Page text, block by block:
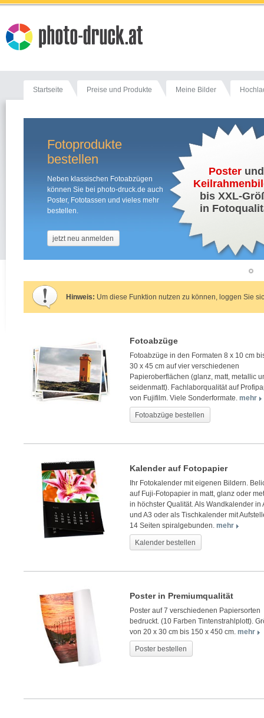
Startseite Preise und Produkte Meine Bilder
Poster und
bis XXL-
in
Fotoprodukte
bestellen
Neben klassischen Fotoabzügen
können Sie bei photo-druck.de auch
Poster, Fototassen und vieles mehr
bestellen.
jetzt neu anmelden
Hinweis: Um diese Funktion nutzen zu können, loggen Sie
Fotoabzüge
Fotoabzüge in den Formaten 8 x 10 cm
30 x 45 cm auf vier verschiedenen
Papieroberflächen (glanz, matt, metallic
seidenmatt). Fachlaborqualität auf
von Fujifilm. Viele Sonderformate. mehr
Fotoabzüge bestellen
Kalender auf Fotopapier
Ihr Fotokalender mit eigenen Bildern.
auf Fuji-Fotopapier in matt, glanz oder
in höchster Qualität. Als Wandkalender in
und A3 oder als Tischkalender mit
14 Seiten spiralgebunden. mehr
Kalender bestellen
Poster in Premiumqualität
Poster auf 7 verschiedenen Papiersorten
bedruckt. (10 Farben Tintenstrahlplott).
von 20 x 30 cm bis 150 x 450 cm. mehr
Poster bestellen